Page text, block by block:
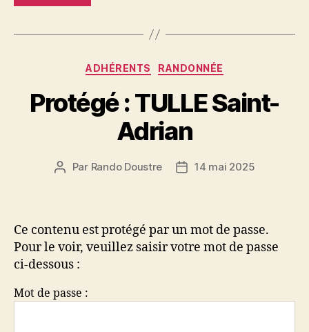
Catégories
ADHÉRENTS RANDONNÉE
Protégé : TULLE Saint-
Adrian
Auteur
Par Rando Doustre
Date14 mai 2025
Ce contenu est protégé par un mot de passe.
Pour le voir, veuillez saisir votre mot de passe
ci-dessous :
Mot de passe :